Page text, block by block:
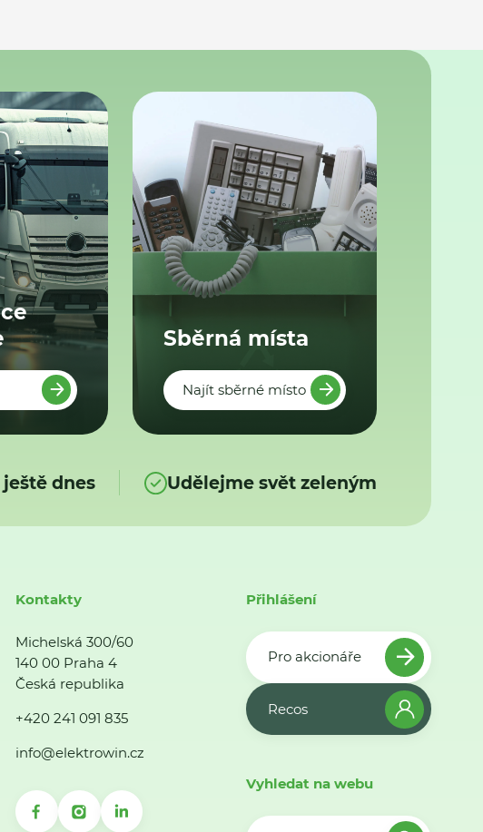
Sběrná místa
Najít sběrné místo
dnes Udělejme svět zeleným
Kontakty
Michelská 300/60
140 00 Praha 4
Česká republika
+420 241 091 835
info@elektrowin.cz
Přihlášení
Pro akcionáře
Recos
Vyhledat na webu